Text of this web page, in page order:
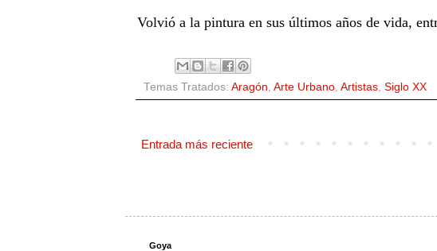
Volvió a la pintura en sus últimos años de vida,
Temas Tratados: Aragón Arte Urbano, Artistas, Siglo XX
Entrada más reciente
Goya